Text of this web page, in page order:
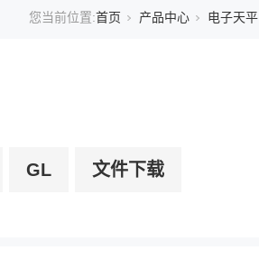
您当前位置:首页 产品中心 电子天平
GL 文件下载